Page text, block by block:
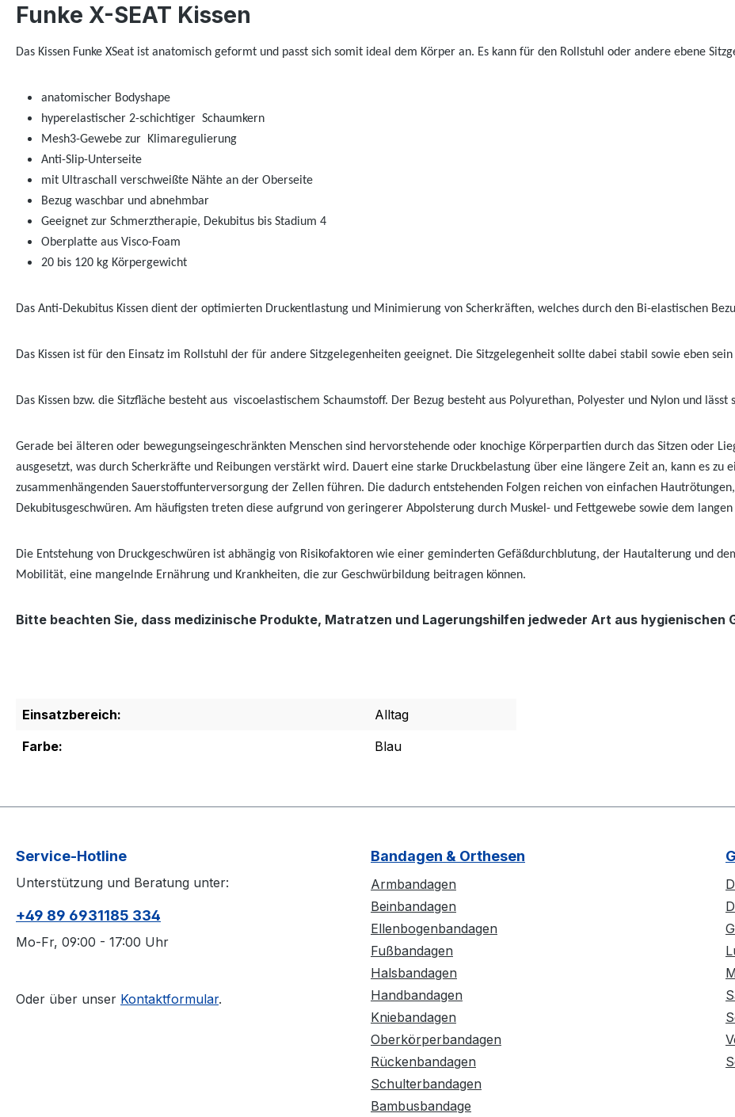
Funke X-SEAT Kissen
Das Kissen Funke XSeat ist anatomisch geformt und passt sich somit ideal dem Körper an. Es kann für den Rollstuhl oder andere ebene
anatomischer Bodyshape
hyperelastischer 2-schichtiger Schaumkern
Mesh3-Gewebe zur Klimaregulierung
Anti-Slip-Unterseite
mit Ultraschall verschweißte Nähte an der Oberseite
Bezug waschbar und abnehmbar
Geeignet zur Schmerztherapie, Dekubitus bis Stadium 4
Oberplatte aus Visco-Foam
20 bis 120 kg Körpergewicht
Das Anti-Dekubitus Kissen dient der optimierten Druckentlastung und Minimierung von Scherkräften, welches durch den Bi-elastischen
Das Kissen ist für den Einsatz im Rollstuhl der für andere Sitzgelegenheiten geeignet. Die Sitzgelegenheit sollte dabei stabil sowie eben
Das Kissen bzw. die Sitzfläche besteht aus viscoelastischem Schaumstoff. Der Bezug besteht aus Polyurethan, Polyester und Nylon und lässt
Gerade bei älteren oder bewegungseingeschränkten Menschen sind hervorstehende oder knochige Körperpartien durch das Sitzen oder
ausgesetzt, was durch Scherkräfte und Reibungen verstärkt wird. Dauert eine starke Druckbelastung über eine längere Zeit an, kann es
zusammenhängenden Sauerstoffunterversorgung der Zellen führen. Die dadurch entstehenden Folgen reichen von einfachen
Dekubitusgeschwüren. Am häufigsten treten diese aufgrund von geringerer Abpolsterung durch Muskel- und Fettgewebe sowie dem
Die Entstehung von Druckgeschwüren ist abhängig von Risikofaktoren wie einer geminderten Gefäßdurchblutung, der Hautalterung und
Mobilität, eine mangelnde Ernährung und Krankheiten, die zur Geschwürbildung beitragen können.
Bitte beachten Sie, dass medizinische Produkte, Matratzen und Lagerungshilfen jedweder Art aus hygienischen
Einsatzbereich:
Alltag
Farbe:
Blau
Service-Hotline
Unterstützung und Beratung unter:
+49 89 6931185 334
Mo-Fr, 09:00 - 17:00 Uhr
Oder über unser Kontaktformular.
Bandagen & Orthesen
Armbandagen
Beinbandagen
Ellenbogenbandagen
Fußbandagen
Halsbandagen
Handbandagen
Kniebandagen
Oberkörperbandagen
Rückenbandagen
Schulterbandagen
Bambusbandage